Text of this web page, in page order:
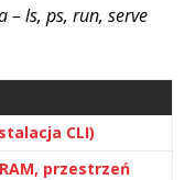
ls, ps, run, serve
CLI)
przestrzeń